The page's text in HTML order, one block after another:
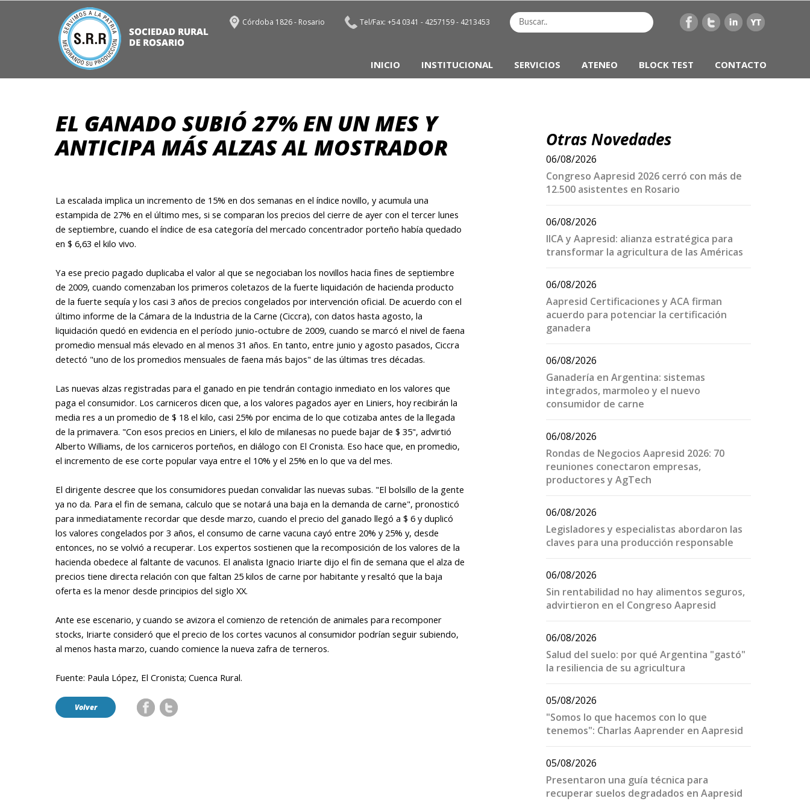
Córdoba 1826 - Rosario Tel/Fax: +54 0341 - 4257159 - 4213453
INICIO INSTITUCIONAL SERVICIOS ATENEO BLOCK TEST CONTACTO
EL GANADO SUBIÓ 27% EN UN MES Y
ANTICIPA MÁS ALZAS AL MOSTRADOR
La escalada implica un incremento de 15% en dos semanas en el índice novillo, y acumula una
estampida de 27% en el último mes, si se comparan los precios del cierre de ayer con el tercer lunes
de septiembre, cuando el índice de esa categoría del mercado concentrador porteño había quedado
en $ 6,63 el kilo vivo.
Ya ese precio pagado duplicaba el valor al que se negociaban los novillos hacia fines de septiembre
de 2009, cuando comenzaban los primeros coletazos de la fuerte liquidación de hacienda producto
de la fuerte sequía y los casi 3 años de precios congelados por intervención oficial. De acuerdo con el
último informe de la Cámara de la Industria de la Carne (Ciccra), con datos hasta agosto, la
liquidación quedó en evidencia en el período junio-octubre de 2009, cuando se marcó el nivel de faena
promedio mensual más elevado en al menos 31 años. En tanto, entre junio y agosto pasados, Ciccra
detectó "uno de los promedios mensuales de faena más bajos" de las últimas tres décadas.
Las nuevas alzas registradas para el ganado en pie tendrán contagio inmediato en los valores que
paga el consumidor. Los carniceros dicen que, a los valores pagados ayer en Liniers, hoy recibirán la
media res a un promedio de $ 18 el kilo, casi 25% por encima de lo que cotizaba antes de la llegada
de la primavera. "Con esos precios en Liniers, el kilo de milanesas no puede bajar de $ 35", advirtió
Alberto Williams, de los carniceros porteños, en diálogo con El Cronista. Eso hace que, en promedio,
el incremento de ese corte popular vaya entre el 10% y el 25% en lo que va del mes.
El dirigente descree que los consumidores puedan convalidar las nuevas subas. "El bolsillo de la gente
ya no da. Para el fin de semana, calculo que se notará una baja en la demanda de carne", pronosticó
para inmediatamente recordar que desde marzo, cuando el precio del ganado llegó a $ 6 y duplicó
los valores congelados por 3 años, el consumo de carne vacuna cayó entre 20% y 25% y, desde
entonces, no se volvió a recuperar. Los expertos sostienen que la recomposición de los valores de la
hacienda obedece al faltante de vacunos. El analista Ignacio Iriarte dijo el fin de semana que el alza de
precios tiene directa relación con que faltan 25 kilos de carne por habitante y resaltó que la baja
oferta es la menor desde principios del siglo XX.
Ante ese escenario, y cuando se avizora el comienzo de retención de animales para recomponer
stocks, Iriarte consideró que el precio de los cortes vacunos al consumidor podrían seguir subiendo,
al menos hasta marzo, cuando comience la nueva zafra de terneros.
Fuente: Paula López, El Cronista; Cuenca Rural.
Volver
Otras Novedades
06/08/2026
Congreso Aapresid 2026 cerró con más de
12.500 asistentes en Rosario
06/08/2026
IICA y Aapresid: alianza estratégica para
transformar la agricultura de las Américas
06/08/2026
Aapresid Certificaciones y ACA firman
acuerdo para potenciar la certificación
ganadera
06/08/2026
Ganadería en Argentina: sistemas
integrados, marmoleo y el nuevo
consumidor de carne
06/08/2026
Rondas de Negocios Aapresid 2026: 70
reuniones conectaron empresas,
productores y AgTech
06/08/2026
Legisladores y especialistas abordaron las
claves para una producción responsable
06/08/2026
Sin rentabilidad no hay alimentos seguros,
advirtieron en el Congreso Aapresid
06/08/2026
Salud del suelo: por qué Argentina "gastó"
la resiliencia de su agricultura
05/08/2026
"Somos lo que hacemos con lo que
tenemos": Charlas Aaprender en Aapresid
05/08/2026
Presentaron una guía técnica para
recuperar suelos degradados en Aapresid